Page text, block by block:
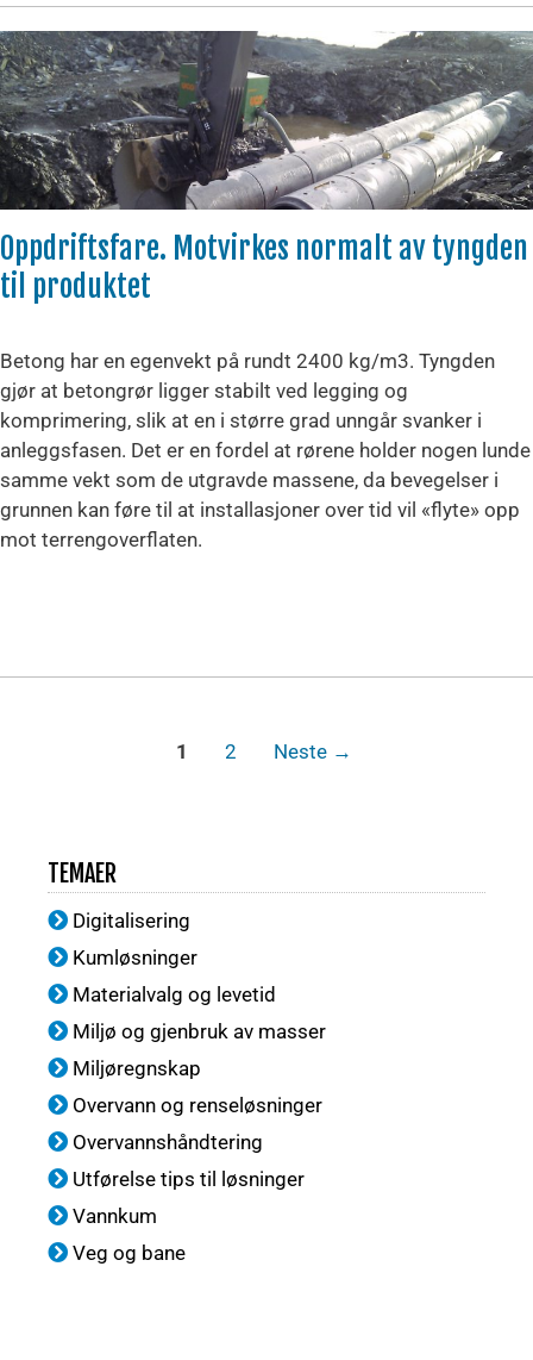
Oppdriftsfare. Motvirkes normalt av tyngden
til produktet
Betong har en egenvekt på rundt 2400 kg/m3. Tyngden
gjør at betongrør ligger stabilt ved legging og
komprimering, slik at en i større grad unngår svanker i
anleggsfasen. Det er en fordel at rørene holder nogen lunde
samme vekt som de utgravde massene, da bevegelser i
grunnen kan føre til at installasjoner over tid vil «flyte» opp
mot terrengoverflaten.
1 2 Neste →
TEMAER
Digitalisering
Kumløsninger
Materialvalg og levetid
Miljø og gjenbruk av masser
Miljøregnskap
Overvann og renseløsninger
Overvannshåndtering
Utførelse tips til løsninger
Vannkum
Veg og bane